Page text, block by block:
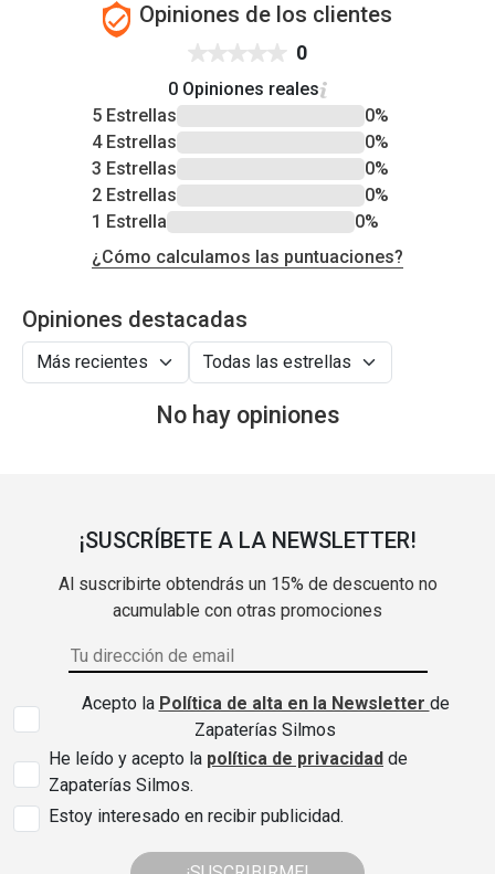
Opiniones de los clientes
0
0 Opiniones reales
5 Estrellas
0%
4 Estrellas
0%
3 Estrellas
0%
2 Estrellas
0%
1 Estrella
0%
¿Cómo calculamos las puntuaciones?
Opiniones destacadas
No hay opiniones
¡SUSCRÍBETE A LA NEWSLETTER!
Al suscribirte obtendrás un 15% de descuento no
acumulable con otras promociones
Acepto la Política de alta en la Newsletter de
Zapaterías Silmos
He leído y acepto la política de privacidad de
Zapaterías Silmos.
Estoy interesado en recibir publicidad.